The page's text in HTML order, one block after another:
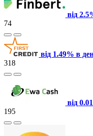
від
74
від 1.49% в
318
від
195